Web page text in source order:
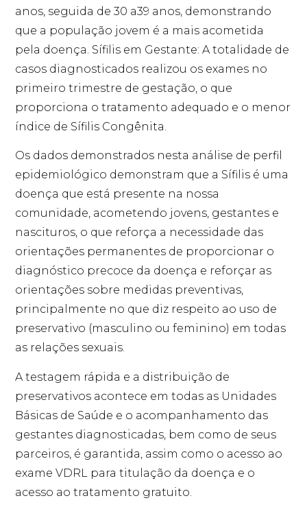
anos, seguida de 30 a39 anos, demonstrando
que a população jovem é a mais acometida
pela doença. Sífilis em Gestante: A totalidade de
casos diagnosticados realizou os exames no
primeiro trimestre de gestação, o que
proporciona o tratamento adequado e o menor
índice de Sífilis Congênita.
Os dados demonstrados nesta análise de perfil
epidemiológico demonstram que a Sífilis é uma
doença que está presente na nossa
comunidade, acometendo jovens, gestantes e
nascituros, o que reforça a necessidade das
orientações permanentes de proporcionar o
diagnóstico precoce da doença e reforçar as
orientações sobre medidas preventivas,
principalmente no que diz respeito ao uso de
preservativo (masculino ou feminino) em todas
as relações sexuais.
A testagem rápida e a distribuição de
preservativos acontece em todas as Unidades
Básicas de Saúde e o acompanhamento das
gestantes diagnosticadas, bem como de seus
parceiros, é garantida, assim como o acesso ao
exame VDRL para titulação da doença e o
acesso ao tratamento gratuito.